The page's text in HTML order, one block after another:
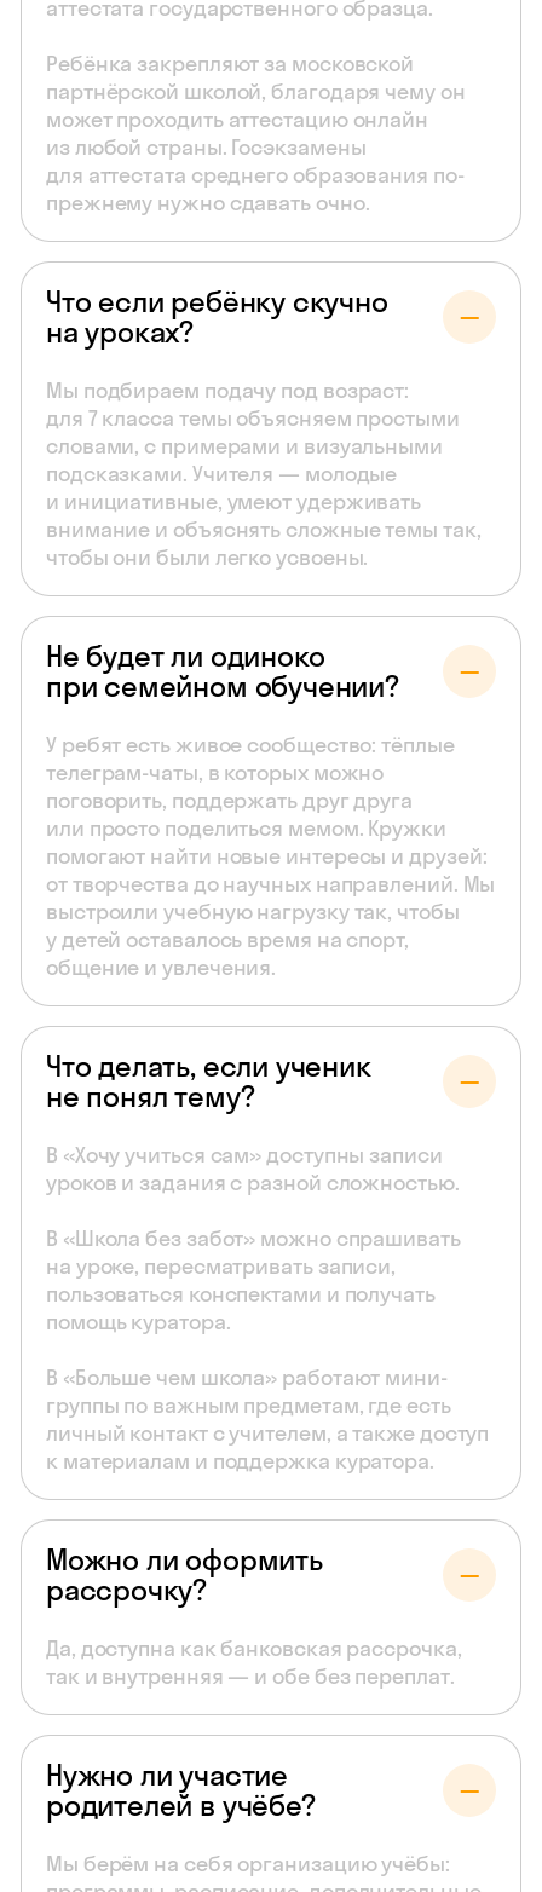
аттестата государственного образца.
Ребёнка закрепляют за московской
партнёрской школой, благодаря чему он
может проходить аттестацию онлайн
из любой страны. Госэкзамены
для аттестата среднего образования по-
прежнему нужно сдавать очно.
Что если ребёнку скучно
на уроках?
Мы подбираем подачу под возраст:
для 7 класса темы объясняем простыми
словами, с примерами и визуальными
подсказками. Учителя — молодые
и инициативные, умеют удерживать
внимание и объяснять сложные темы так,
чтобы они были легко усвоены.
Не будет ли одиноко
при семейном обучении?
У ребят есть живое сообщество: тёплые
телеграм-чаты, в которых можно
поговорить, поддержать друг друга
или просто поделиться мемом. Кружки
помогают найти новые интересы и друзей:
от творчества до научных направлений. Мы
выстроили учебную нагрузку так, чтобы
у детей оставалось время на спорт,
общение и увлечения.
Что делать, если ученик
не понял тему?
В «Хочу учиться сам» доступны записи
уроков и задания с разной сложностью.
В «Школа без забот» можно спрашивать
на уроке, пересматривать записи,
пользоваться конспектами и получать
помощь куратора.
В «Больше чем школа» работают мини-
группы по важным предметам, где есть
личный контакт с учителем, а также доступ
к материалам и поддержка куратора.
Можно ли оформить
рассрочку?
Да, доступна как банковская рассрочка,
так и внутренняя — и обе без переплат.
Нужно ли участие
родителей в учёбе?
Мы берём на себя организацию учёбы: